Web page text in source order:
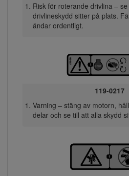
Risk för roterande drivlina –
drivlineskydd sitter på plats.
ändar ordentligt.
119-0217
Varning – stäng av motorn,
delar och se till att alla skydd